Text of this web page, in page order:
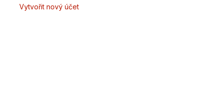
Vytvořit nový účet